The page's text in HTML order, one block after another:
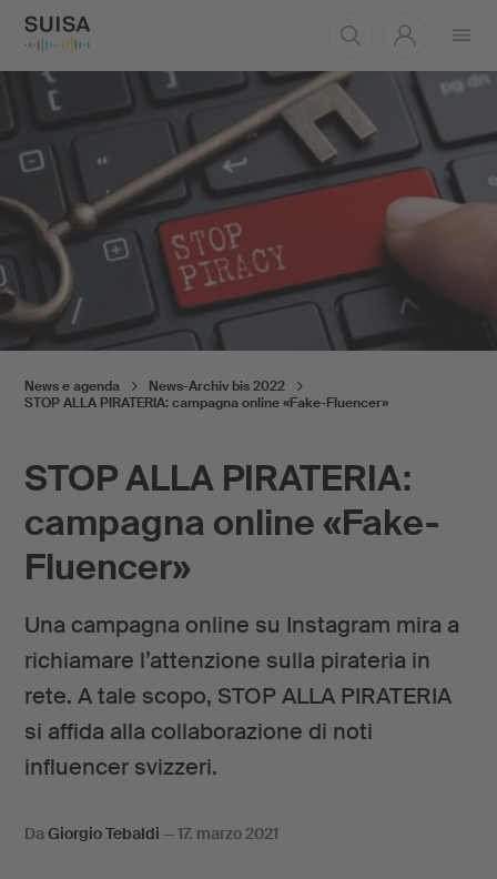
STOP ALLA PIRATERIA:
campagna online «Fake-
Fluencer»
Una campagna online su Instagram mira a
richiamare l’attenzione sulla pirateria in
rete. A tale scopo, STOP ALLA PIRATERIA
si affida alla collaborazione di noti
influencer svizzeri.
News e agenda
News-Archiv bis 2022
STOP ALLA PIRATERIA: campagna online «Fake-Fluencer»
DaGiorgio Tebaldi —17. marzo 2021